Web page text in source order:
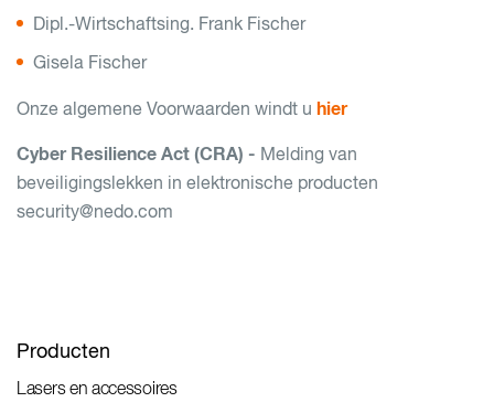
Dipl.-Wirtschaftsing. Frank Fischer
Gisela Fischer
Onze algemene Voorwaarden windt u hier
Cyber Resilience Act (CRA) - Melding van
beveiligingslekken in elektronische producten
security@nedo.com
Producten
Lasers en accessoires